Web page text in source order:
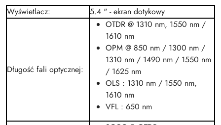
Wyświetlacz: 5.4 " - ekran dotykowy
Długość fali optycznej:
OTDR @ 1310 nm, 1550 nm /
1610 nm
OPM @ 850 nm / 1300 nm /
1310 nm / 1490 nm / 1550 nm
/ 1625 nm
OLS : 1310 nm / 1550 nm,
1610 nm
VFL : 650 nm